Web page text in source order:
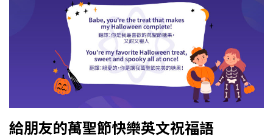
給朋友的萬聖節快樂英文祝福語